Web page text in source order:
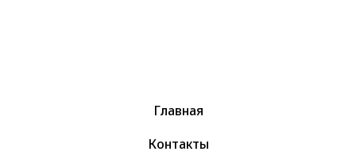
Главная
Контакты